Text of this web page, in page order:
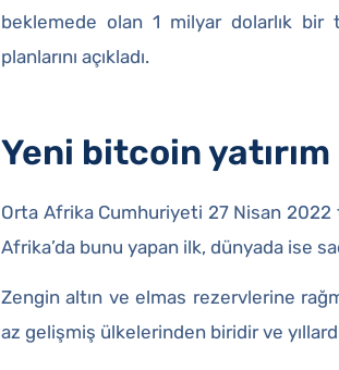
beklemede olan 1 milyar dolarlık
planlarını açıkladı.
Yeni bitcoin
Orta Afrika Cumhuriyeti 27 Nisan
Afrika’da bunu yapan ilk, dünyada ise
Zengin altın ve elmas rezervlerine
az gelişmiş ülkelerinden biridir ve